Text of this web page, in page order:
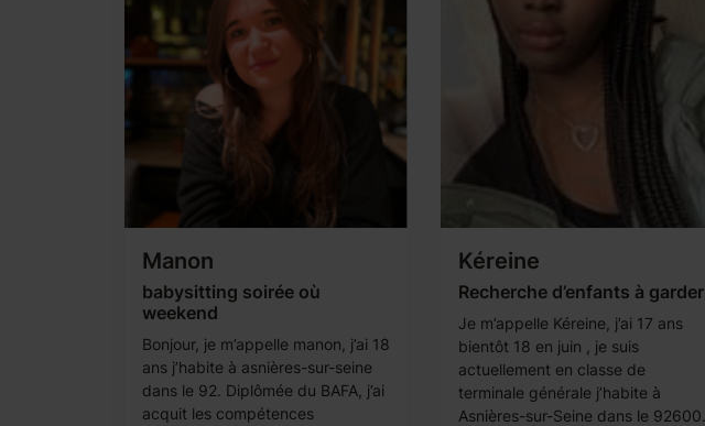
Manon
babysitting soirée où
weekend
Bonjour, je m’appelle manon, j’ai 18
ans j’habite à asnières-sur-seine
dans le 92. Diplômée du BAFA, j’ai
acquit les compétences
Kéreine
Recherche d’enfants à garder
Je m’appelle Kéreine, j’ai 17 ans
bientôt 18 en juin , je suis
actuellement en classe de
terminale générale j’habite à
Asnières-sur-Seine dans le 92600.